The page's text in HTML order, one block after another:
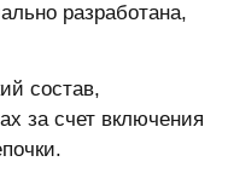
разработана,
состав,
за счет включения